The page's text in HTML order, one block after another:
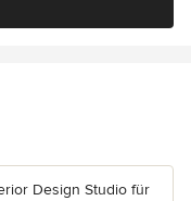
Design Studio für